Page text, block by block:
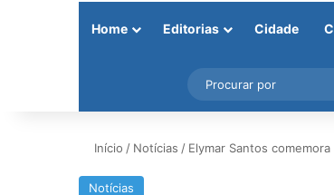
Home Editorias Cidade
Instagram
Barra Lateral
Início / Notícias / Elymar Santos
Notícias